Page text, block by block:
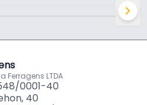
/ alumínio
Ferragens LTDA
0001-40
40